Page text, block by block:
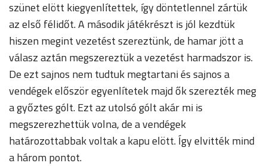
szünet elött kiegyenlítettek, így döntetlennel zártük
az első félidőt. A második játékrészt is jól kezdtük
hiszen megint vezetést szereztünk, de hamar jött a
válasz aztán megszereztük a vezetést harmadszor is.
De ezt sajnos nem tudtuk megtartani és sajnos a
vendégek először egyenlítetek majd ők szerezték meg
a győztes gólt. Ezt az utolsó gólt akár mi is
megszerezhettük volna, de a vendégek
határozottabbak voltak a kapu elött. Így elvitték mind
a három pontot.